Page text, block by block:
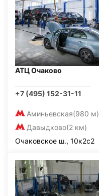
АТЦ Очаково
+7 (495) 152-31-11
Аминьевская(980 м)
Давыдково(2 км)
Очаковское ш., 10к2с2